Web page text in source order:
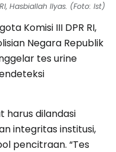
Hasbiallah Ilyas. (Foto: Ist)
Komisi III DPR RI,
Negara Republik
tes urine
harus dilandasi
integritas institusi,
pencitraan. “Tes